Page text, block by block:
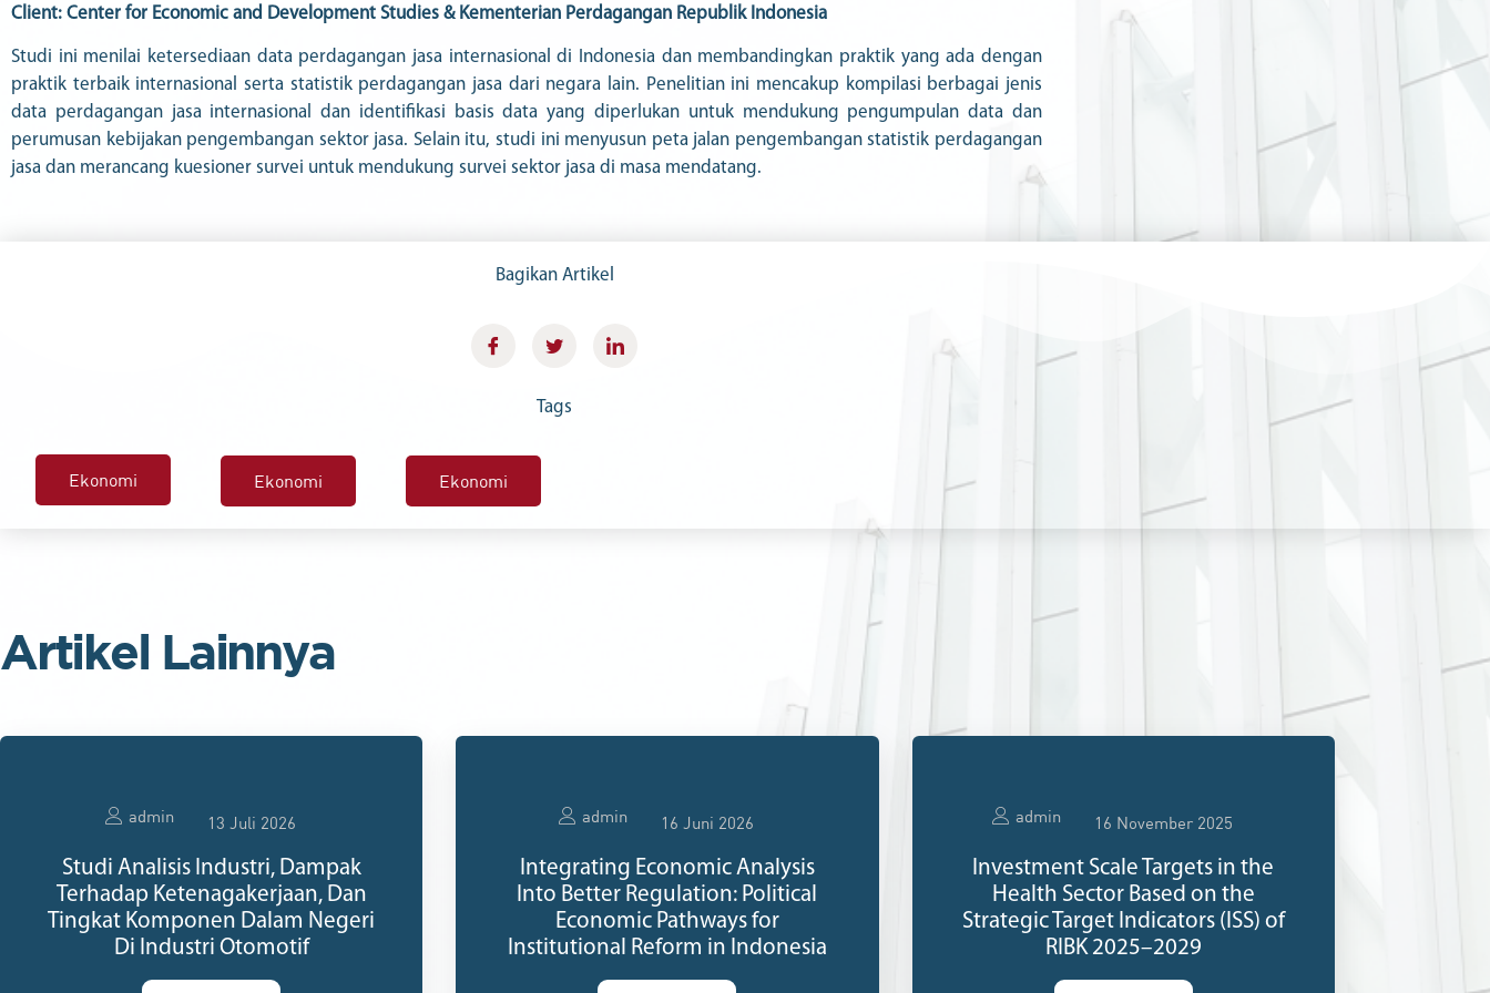
Client: Center for Economic and Development Studies & Kementerian Perdagangan Republik Indonesia
Studi ini menilai ketersediaan data perdagangan jasa internasional di Indonesia dan membandingkan praktik yang ada dengan
praktik terbaik internasional serta statistik perdagangan jasa dari negara lain. Penelitian ini mencakup kompilasi berbagai jenis
data perdagangan jasa internasional dan identifikasi basis data yang diperlukan untuk mendukung pengumpulan data dan
perumusan kebijakan pengembangan sektor jasa. Selain itu, studi ini menyusun peta jalan pengembangan statistik perdagangan
jasa dan merancang kuesioner survei untuk mendukung survei sektor jasa di masa mendatang.
Bagikan Artikel
Tags
Ekonomi Ekonomi Ekonomi
Artikel Lainnya
admin 13 Juli 2026
Studi Analisis Industri, Dampak
Terhadap Ketenagakerjaan, Dan
Tingkat Komponen Dalam Negeri
Di Industri Otomotif
admin 16 Juni 2026
Integrating Economic Analysis
Into Better Regulation: Political
Economic Pathways for
Institutional Reform in Indonesia
admin 16 November 2025
Investment Scale Targets in the
Health Sector Based on the
Strategic Target Indicators (ISS) of
RIBK 2025–2029